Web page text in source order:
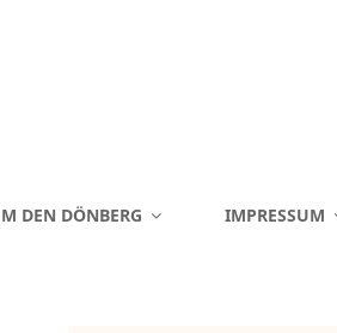
DEN DÖNBERG IMPRESSUM